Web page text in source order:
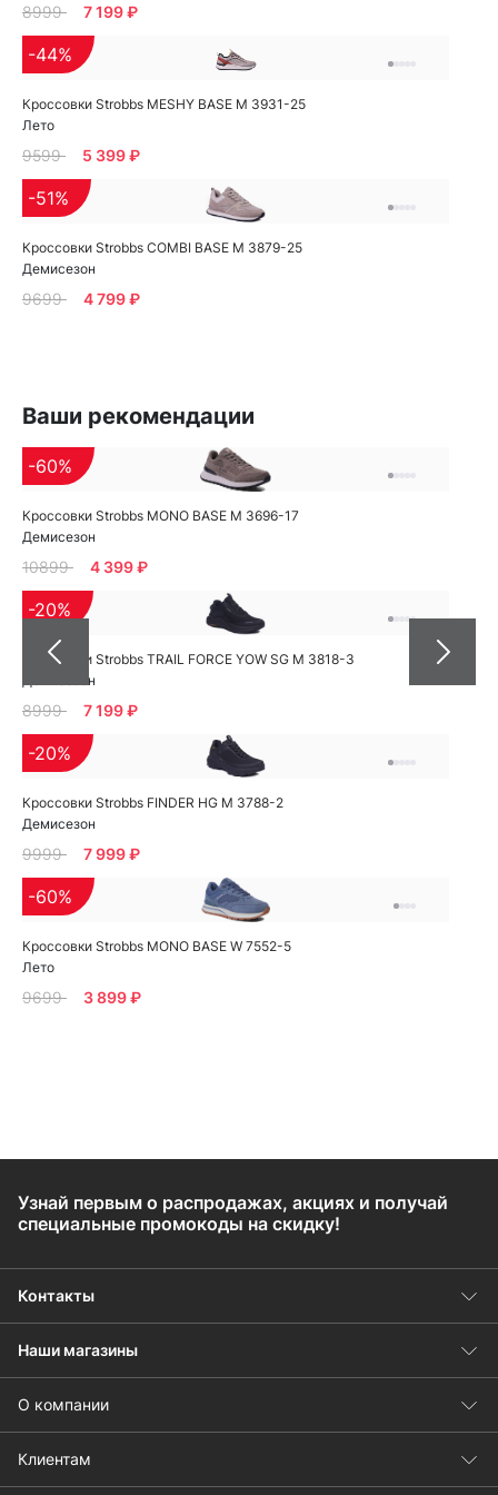
8999 7 199 ₽
Кроссовки Strobbs MESHY BASE M 3931-25
Лето
-44%
9599 5 399 ₽
Кроссовки Strobbs COMBI BASE M 3879-25
Демисезон
-51%
9699 4 799 ₽
Ваши рекомендации
Кроссовки Strobbs MONO BASE M 3696-17
Демисезон
-60%
10899 4 399 ₽
Кроссовки Strobbs TRAIL FORCE YOW SG M 3818-3
Демисезон
-20%
8999 7 199 ₽
Кроссовки Strobbs FINDER HG M 3788-2
Демисезон
-20%
9999 7 999 ₽
Кроссовки Strobbs MONO BASE W 7552-5
Лето
-60%
9699 3 899 ₽
Узнай первым о распродажах, акциях и получай
специальные промокоды на скидку!
Контакты
Наши магазины
О компании
Клиентам